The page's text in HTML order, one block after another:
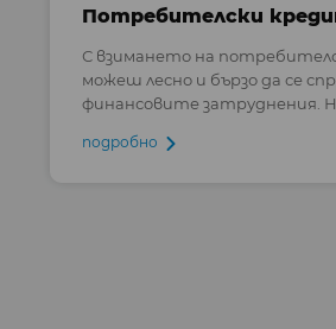
Потребителски
С взимането на
можеш лесно и бързо да се
финансовите затруднения.
подробно